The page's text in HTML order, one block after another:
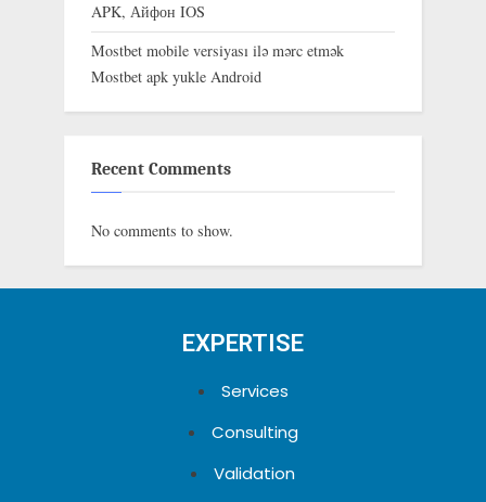
APK, Айфон IOS
Mostbet mobile versiyası ilə mərc etmək
Mostbet apk yukle Android
Recent Comments
No comments to show.
EXPERTISE
Services
Consulting
Validation